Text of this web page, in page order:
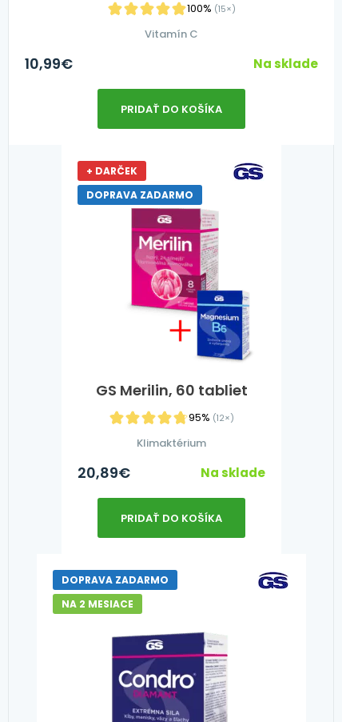
100% (15×)
Vitamín C
10,99€ Na sklade
PRIDAŤ DO KOŠÍKA
GS Merilin, 60 tabliet
95% (12×)
+ DARČEK
DOPRAVA ZADARMO
Klimaktérium
20,89€ Na sklade
PRIDAŤ DO KOŠÍKA
DOPRAVA ZADARMO
NA 2 MESIACE